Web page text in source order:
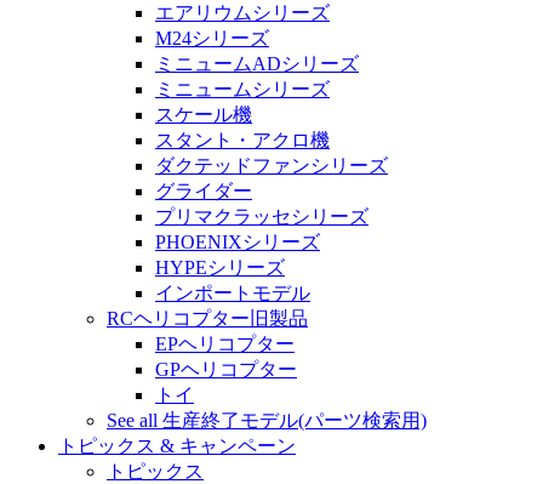
エアリウムシリーズ
M24シリーズ
ミニュームADシリーズ
ミニュームシリーズ
スケール機
スタント・アクロ機
ダクテッドファンシリーズ
グライダー
プリマクラッセシリーズ
PHOENIXシリーズ
HYPEシリーズ
インポートモデル
RCヘリコプター旧製品
EPヘリコプター
GPヘリコプター
トイ
See all 生産終了モデル(パーツ検索用)
トピックス & キャンペーン
トピックス